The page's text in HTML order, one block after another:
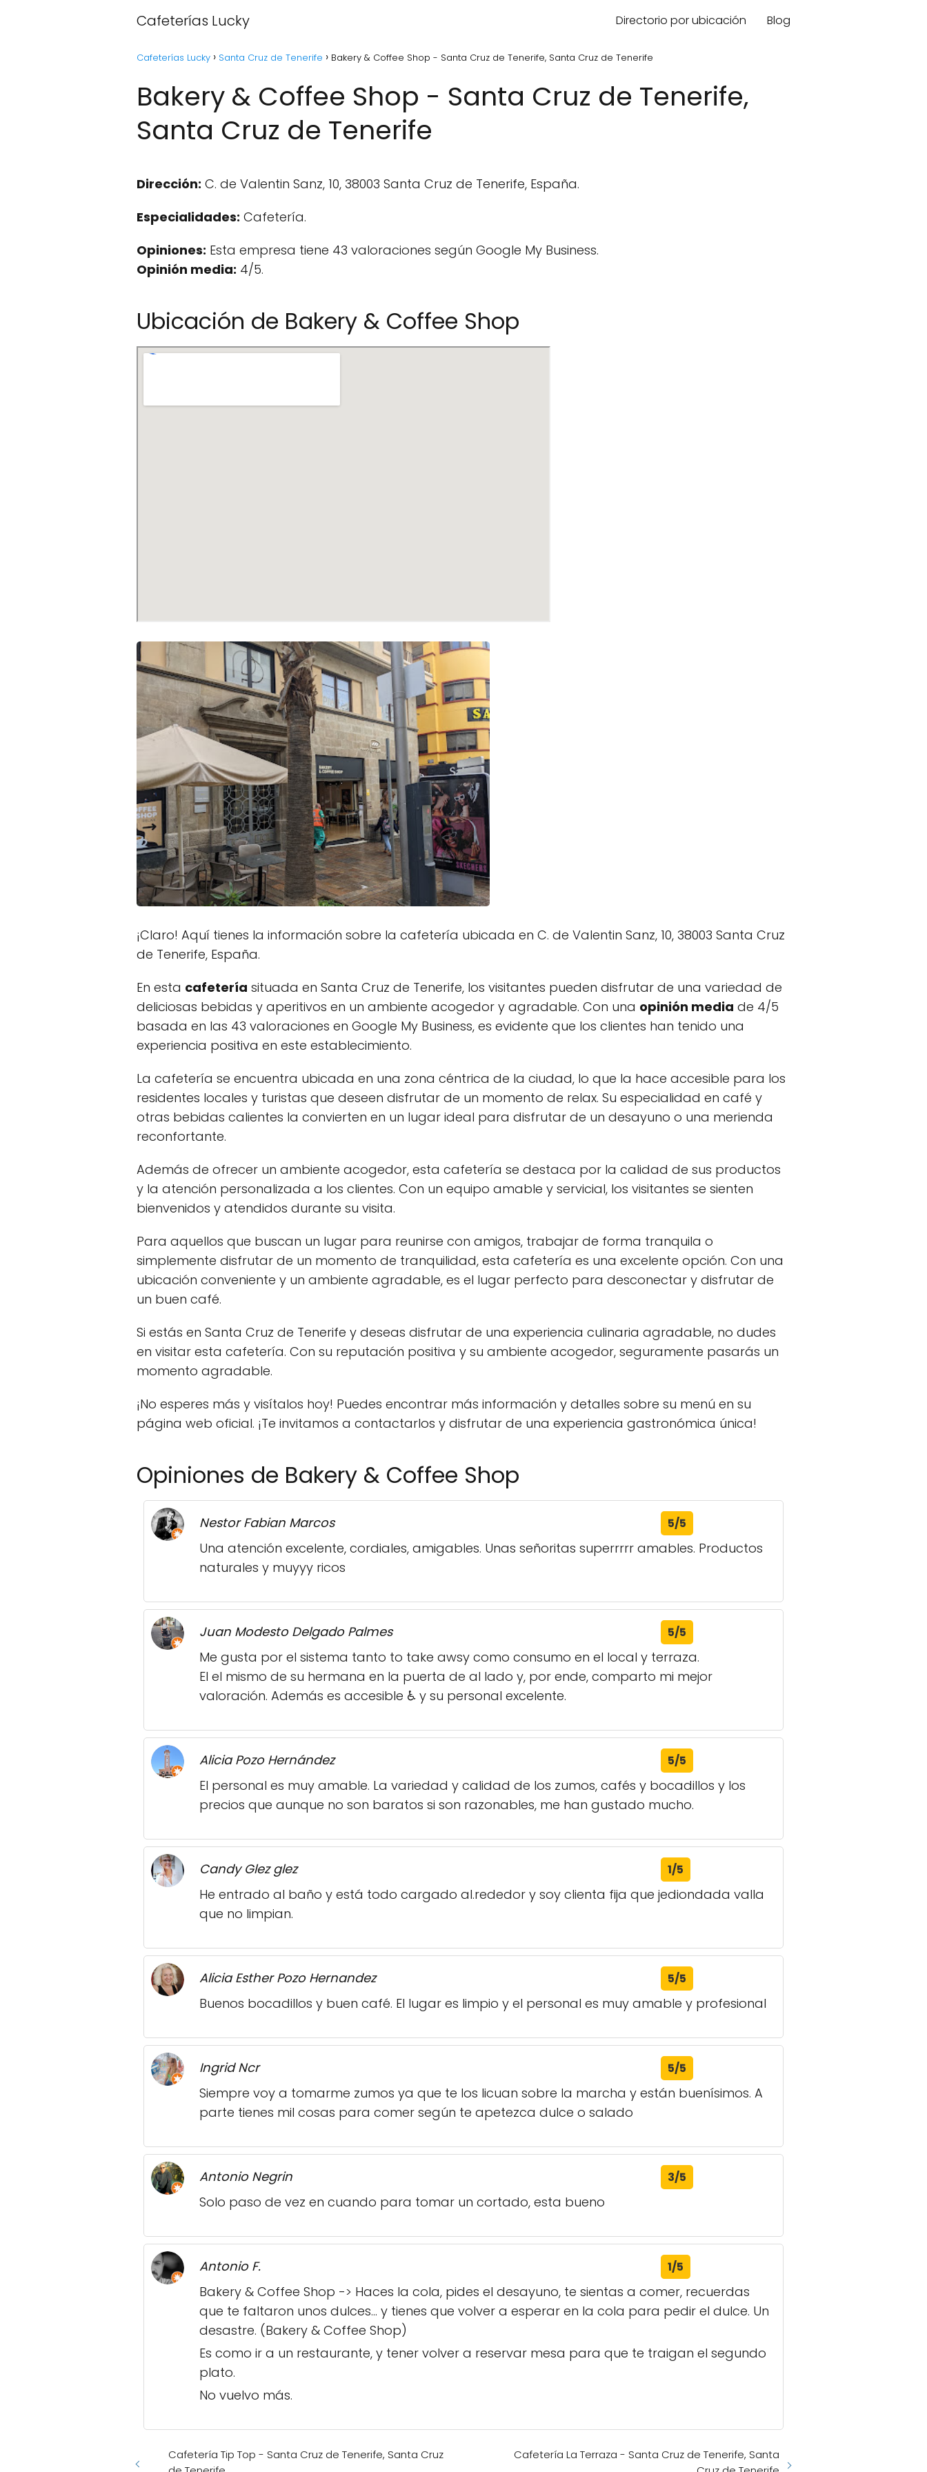
Cafeterías Lucky Directorio por ubicación Blog
Cafeterías Lucky Santa Cruz de Tenerife Bakery & Coffee Shop - Santa Cruz de Tenerife, Santa Cruz de Tenerife
Bakery & Coffee Shop - Santa Cruz de Tenerife,
Santa Cruz de Tenerife
Dirección: C. de Valentin Sanz, 10, 38003 Santa Cruz de Tenerife, España.
Especialidades: Cafetería.
Opiniones: Esta empresa tiene 43 valoraciones según Google My Business.
Opinión media: 4/5.
Ubicación de Bakery & Coffee Shop
¡Claro! Aquí tienes la información sobre la cafetería ubicada en C. de Valentin Sanz, 10, 38003 Santa Cruz
de Tenerife, España.
En esta cafetería situada en Santa Cruz de Tenerife, los visitantes pueden disfrutar de una variedad de
deliciosas bebidas y aperitivos en un ambiente acogedor y agradable. Con una opinión media de 4/5
basada en las 43 valoraciones en Google My Business, es evidente que los clientes han tenido una
experiencia positiva en este establecimiento.
La cafetería se encuentra ubicada en una zona céntrica de la ciudad, lo que la hace accesible para los
residentes locales y turistas que deseen disfrutar de un momento de relax. Su especialidad en café y
otras bebidas calientes la convierten en un lugar ideal para disfrutar de un desayuno o una merienda
reconfortante.
Además de ofrecer un ambiente acogedor, esta cafetería se destaca por la calidad de sus productos
y la atención personalizada a los clientes. Con un equipo amable y servicial, los visitantes se sienten
bienvenidos y atendidos durante su visita.
Para aquellos que buscan un lugar para reunirse con amigos, trabajar de forma tranquila o
simplemente disfrutar de un momento de tranquilidad, esta cafetería es una excelente opción. Con una
ubicación conveniente y un ambiente agradable, es el lugar perfecto para desconectar y disfrutar de
un buen café.
Si estás en Santa Cruz de Tenerife y deseas disfrutar de una experiencia culinaria agradable, no dudes
en visitar esta cafetería. Con su reputación positiva y su ambiente acogedor, seguramente pasarás un
momento agradable.
¡No esperes más y visítalos hoy! Puedes encontrar más información y detalles sobre su menú en su
página web oficial. ¡Te invitamos a contactarlos y disfrutar de una experiencia gastronómica única!
Opiniones de Bakery & Coffee Shop
Nestor Fabian Marcos 5/5
Una atención excelente, cordiales, amigables. Unas señoritas superrrrr amables. Productos
naturales y muyyy ricos
Juan Modesto Delgado Palmes 5/5
Me gusta por el sistema tanto to take awsy como consumo en el local y terraza.
El el mismo de su hermana en la puerta de al lado y, por ende, comparto mi mejor
valoración. Además es accesible ♿ y su personal excelente.
Alicia Pozo Hernández 5/5
El personal es muy amable. La variedad y calidad de los zumos, cafés y bocadillos y los
precios que aunque no son baratos si son razonables, me han gustado mucho.
Candy Glez glez 1/5
He entrado al baño y está todo cargado al.rededor y soy clienta fija que jediondada valla
que no limpian.
Alicia Esther Pozo Hernandez 5/5
Buenos bocadillos y buen café. El lugar es limpio y el personal es muy amable y profesional
Ingrid Ncr 5/5
Siempre voy a tomarme zumos ya que te los licuan sobre la marcha y están buenísimos. A
parte tienes mil cosas para comer según te apetezca dulce o salado
Antonio Negrin 3/5
Solo paso de vez en cuando para tomar un cortado, esta bueno
Antonio F. 1/5
Bakery & Coffee Shop -> Haces la cola, pides el desayuno, te sientas a comer, recuerdas
que te faltaron unos dulces... y tienes que volver a esperar en la cola para pedir el dulce. Un
desastre. (Bakery & Coffee Shop)
Es como ir a un restaurante, y tener volver a reservar mesa para que te traigan el segundo
plato.
No vuelvo más.
Cafetería Tip Top - Santa Cruz de Tenerife, Santa Cruz
Cafetería La Terraza - Santa Cruz de Tenerife, Santa